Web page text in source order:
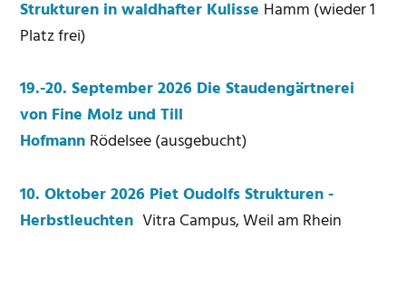
Strukturen in waldhafter Kulisse Hamm (wieder 1
Platz frei)
19.-20. September 2026 Die Staudengärtnerei
von Fine Molz und Till
Hofmann Rödelsee (ausgebucht)
10. Oktober 2026 Piet Oudolfs Strukturen -
Herbstleuchten Vitra Campus, Weil am Rhein